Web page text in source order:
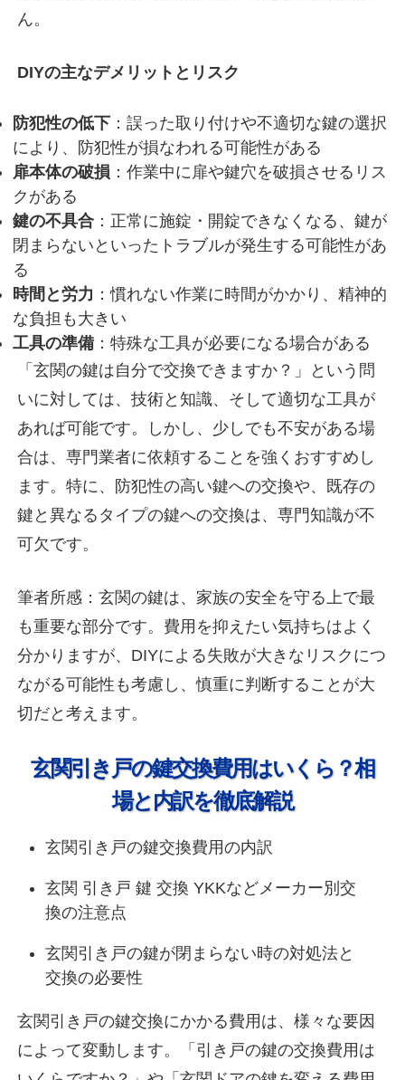
ん。
DIYの主なデメリットとリスク
防犯性の低下 ：誤った取り付けや不適切な鍵の選択
により、防犯性が損なわれる可能性がある
扉本体の破損 ：作業中に扉や鍵穴を破損させるリス
クがある
鍵の不具合 ：正常に施錠・開錠できなくなる、鍵が
閉まらないといったトラブルが発生する可能性があ
る
時間と労力 ：慣れない作業に時間がかかり、精神的
な負担も大きい
工具の準備：特殊な工具が必要になる場合がある
「玄関の鍵は自分で交換できますか？」という問
いに対しては、技術と知識、そして適切な工具が
あれば可能です。しかし、 少しでも不安がある場
合は、専門業者に依頼することを強くおすすめし
ます。特に、防犯性の高い鍵への交換や、既存の
鍵と異なるタイプの鍵への交換は、専門知識が不
可欠です。
筆者所感：玄関の鍵は、家族の安全を守る上で最
も重要な部分です。費用を抑えたい気持ちはよく
分かりますが、DIYによる失敗が大きなリスクにつ
ながる可能性も考慮し、慎重に判断することが大
切だと考えます。
玄関引き戸の鍵交換費用はいくら？相
場と内訳を徹底解説
玄関引き戸の鍵交換費用の内訳
玄関 引き戸 鍵 交換 YKKなどメーカー別交
換の注意点
玄関引き戸の鍵が閉まらない時の対処法と
交換の必要性
玄関引き戸の鍵交換にかかる費用は、様々な要因
によって変動します。「引き戸の鍵の交換費用は